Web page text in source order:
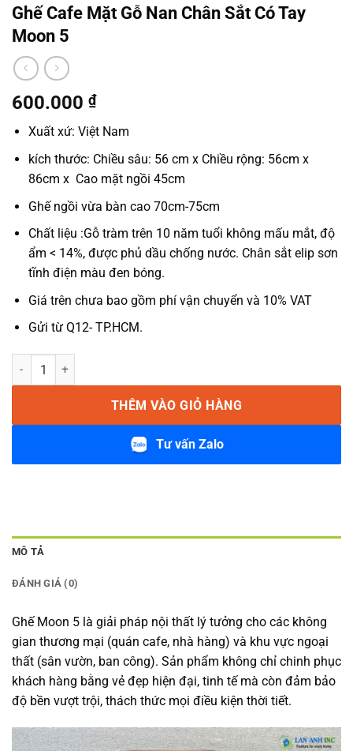
Ghế Cafe Mặt Gỗ Nan Chân Sắt Có Tay
Moon 5
600.000 ₫
Xuất xứ: Việt Nam
kích thước: Chiều sâu: 56 cm x Chiều rộng: 56cm x
86cm x Cao mặt ngồi 45cm
Ghế ngồi vừa bàn cao 70cm-75cm
Chất liệu :Gỗ tràm trên 10 năm tuổi không mấu mắt, độ
ẩm < 14%, được phủ dầu chống nước. Chân sắt elip sơn
tĩnh điện màu đen bóng.
Giá trên chưa bao gồm phí vận chuyển và 10% VAT
Gửi từ Q12- TP.HCM.
Ghế Cafe Mặt Gỗ Nan Chân Sắt Có Tay Moon 5 số lượng
THÊM VÀO GIỎ HÀNG
Tư vấn Zalo
MÔ TẢ
ĐÁNH GIÁ (0)
Ghế Moon 5 là giải pháp nội thất lý tưởng cho các không
gian thương mại (quán cafe, nhà hàng) và khu vực ngoại
thất (sân vườn, ban công). Sản phẩm không chỉ chinh phục
khách hàng bằng vẻ đẹp hiện đại, tinh tế mà còn đảm bảo
độ bền vượt trội, thách thức mọi điều kiện thời tiết.